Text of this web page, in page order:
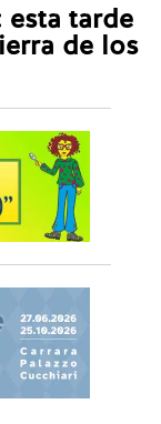
tarde
de los